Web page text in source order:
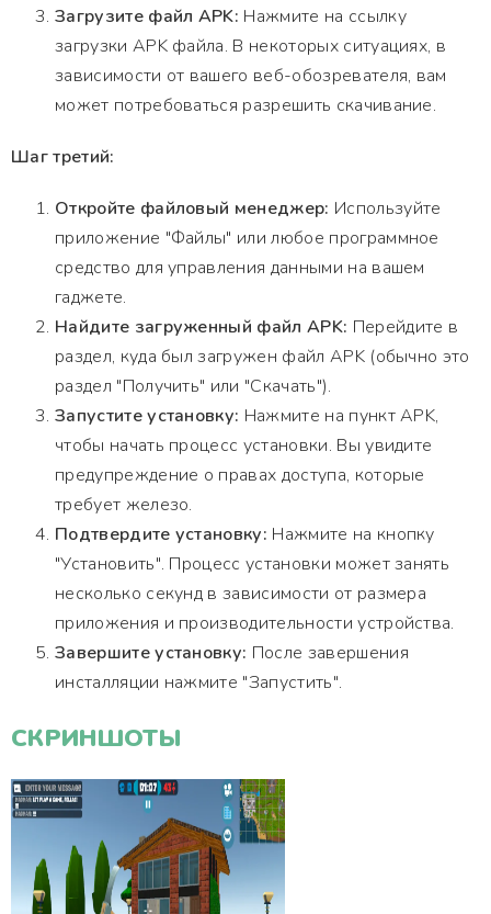
Загрузите файл APK: Нажмите на ссылку
загрузки APK файла. В некоторых ситуациях, в
зависимости от вашего веб-обозревателя, вам
может потребоваться разрешить скачивание.
Шаг третий:
Откройте файловый менеджер: Используйте
приложение "Файлы" или любое программное
средство для управления данными на вашем
гаджете.
Найдите загруженный файл APK: Перейдите в
раздел, куда был загружен файл APK (обычно это
раздел "Получить" или "Скачать").
Запустите установку: Нажмите на пункт APK,
чтобы начать процесс установки. Вы увидите
предупреждение о правах доступа, которые
требует железо.
Подтвердите установку: Нажмите на кнопку
"Установить". Процесс установки может занять
несколько секунд в зависимости от размера
приложения и производительности устройства.
Завершите установку: После завершения
инсталляции нажмите "Запустить".
СКРИНШОТЫ